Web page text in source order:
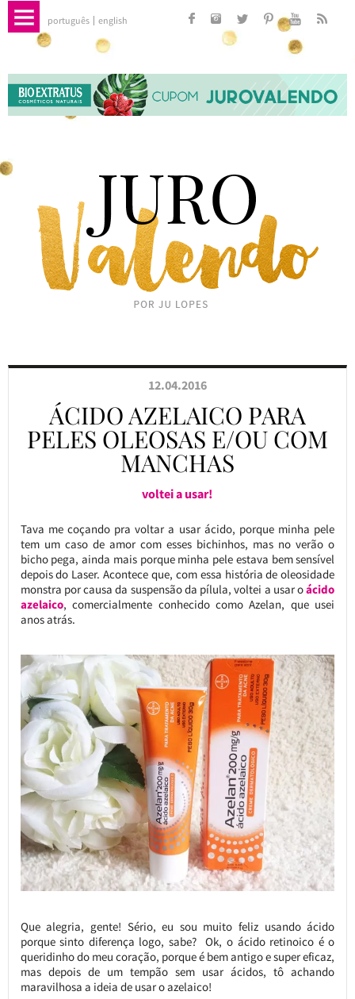
português english
12.04.2016
ÁCIDO AZELAICO PARA
PELES OLEOSAS E/OU COM
MANCHAS
voltei a usar!
Tava me coçando pra voltar a usar ácido, porque minha pele
tem um caso de amor com esses bichinhos, mas no verão o
bicho pega, ainda mais porque minha pele estava bem sensível
depois do Laser. Acontece que, com essa história de oleosidade
monstra por causa da suspensão da pílula, voltei a usar oácido
azelaico, comercialmente conhecido como Azelan, que usei
anos atrás.
Que alegria, gente! Sério, eu sou muito feliz usando ácido
porque sinto diferença logo, sabe? Ok, o ácido retinoico é o
queridinho do meu coração, porque é bem antigo e super eficaz,
mas depois de um tempão sem usar ácidos, tô achando
maravilhosa a ideia de usar o azelaico!